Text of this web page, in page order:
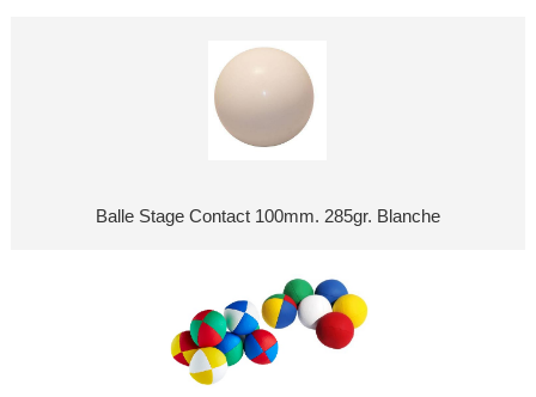
Balle Stage Contact 100mm. 285gr. Blanche